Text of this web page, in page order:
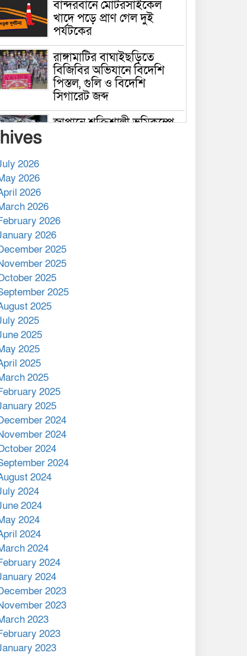
বান্দরবানে মোটরসাইকেল
খাদে পড়ে প্রাণ গেল দুই
পর্যটকের
রাঙ্গামাটির বাঘাইছড়িতে
বিজিবির অভিযানে বিদেশি
পিস্তল, গুলি ও বিদেশি
সিগারেট জব্দ
জাপানে শক্তিশালী ভূমিকম্পে
কাপ্তাই প্রেস ক্লাবের সভাপতি
মাহফুজ, সম্পাদক রিপন মারমা
নির্বাচিত
মালয়েশিয়ার প্রধানমন্ত্রীকে চিঠি
দেয়ার পর ফোন তারেক
রহমানের,গ্যাস সঙ্কট
সহায়তার আশ্বাস
এক বিলিয়ন ডলার বিনিয়োগ
হবে আনোয়ারায়
বান্দরবানে বন্যায় ক্ষতিগ্রস্তদের
মাঝে সহায়তা দিলেন সাচিং প্রু
জেরী
2026
2026
2026
2026
2026
2026
2025
2025
2025
2025
2025
2025
2025
2025
2025
2025
2025
2025
2024
2024
2024
2024
2024
2024
2024
2024
2024
2024
2024
2024
2023
2023
2023
2023
2023